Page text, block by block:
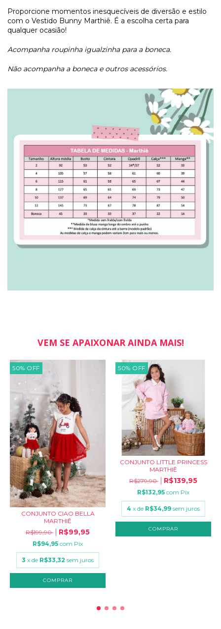
Proporcione momentos inesquecíveis de diversão e estilo
com o Vestido Bunny Marthiê. É a escolha certa para
qualquer ocasião!
Acompanha roupinha igualzinha para a boneca.
Não acompanha a boneca e outros acessórios.
VEM SE APAIXONAR AINDA MAIS!
50% OFF
CONJUNTO CIAO BELLA
MARTHIÊ
R$199,90
R$99,95
R$94,95 com Pix
3 x de R$33,32 sem juros
COMPRAR
50% OFF
CONJUNTO LITTLE PRINCESS
MARTHIÊ
R$279,90
R$139,95
R$132,95 com Pix
4 x de R$34,99 sem juros
COMPRAR